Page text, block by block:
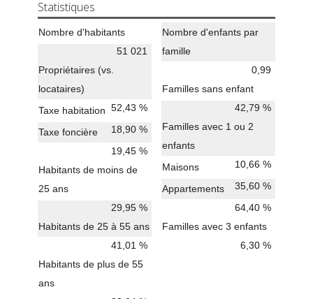
Statistiques
Nombre d'habitants
51 021
Propriétaires (vs.
locataires)
52,43 %
Taxe habitation
18,90 %
Taxe foncière
19,45 %
Habitants de moins de
25 ans
29,95 %
Habitants de 25 à 55 ans
41,01 %
Habitants de plus de 55
ans
Nombre d'enfants par
famille
0,99
Familles sans enfant
42,79 %
Familles avec 1 ou 2
enfants
10,66 %
Maisons
35,60 %
Appartements
64,40 %
Familles avec 3 enfants
6,30 %